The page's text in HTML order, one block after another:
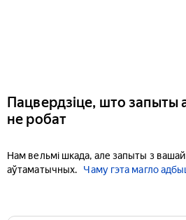
Пацвердзіце, што запыты
не робат
Нам вельмі шкада, але запыты з
аўтаматычных.
Чаму гэта магло